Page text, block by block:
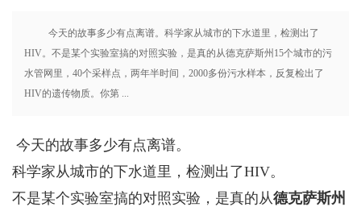
今天的故事多少有点离谱。科学家从城市的下水道里，检测出了
HIV。不是某个实验室搞的对照实验，是真的从德克萨斯州15个城市的污
水管网里，40个采样点，两年半时间，2000多份污水样本，反复检出了
HIV的遗传物质。你第 ...
今天的故事多少有点离谱。
科学家从城市的下水道里，检测出了HIV。
不是某个实验室搞的对照实验，是真的从德克萨斯州